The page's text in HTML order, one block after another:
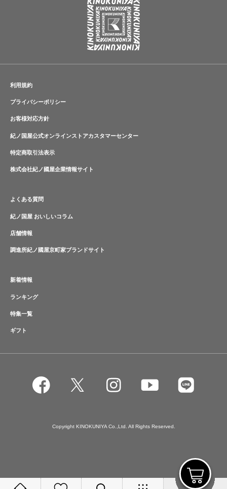
利用規約
プライバシーポリシー
お客様対応方針
紀ノ国屋公式オンラインストアカスタマーセンター
特定商取引法表示
株式会社紀ノ國屋企業情報サイト
よくある質問
紀ノ国屋 おいしいコラム
店舗情報
調進所紀ノ國屋京町家ブランドサイト
新着情報
ランキング
特集一覧
ギフト
Copyright KINOKUNIYA Co.,Ltd. All Rights Reserved.